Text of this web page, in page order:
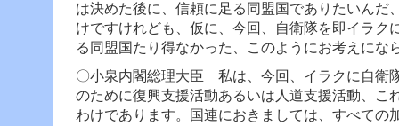
は決めた後に、信頼に足る同盟国でありたいんだ
けですけれども、仮に、今回、自衛隊を即イラク
る同盟国たり得なかった、このようにお考えにな
〇小泉内閣総理大臣 私は、今回、イラクに自衛
のために復興支援活動あるいは人道支援活動、こ
わけであります。
国連におきましては、すべての